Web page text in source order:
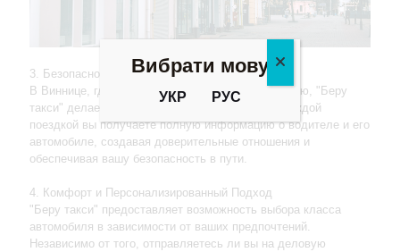
3. Безопасность и Доверие
В Виннице, где каждое здание несет свою историю, "Беру
такси" делает акцент на безопасности. Перед каждой
поездкой вы получаете полную информацию о водителе и его
автомобиле, создавая доверительные отношения и
обеспечивая вашу безопасность в пути.
4. Комфорт и Персонализированный Подход
"Беру такси" предоставляет возможность выбора класса
автомобиля в зависимости от ваших предпочтений.
Независимо от того, отправляетесь ли вы на деловую
Вибрати мову
УКР РУС